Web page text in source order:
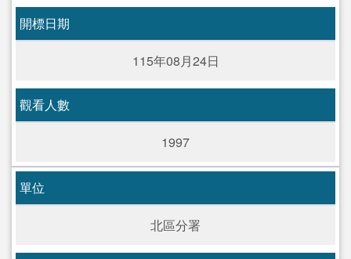
開標日期
115年08月24日
觀看人數
1997
單位
北區分署